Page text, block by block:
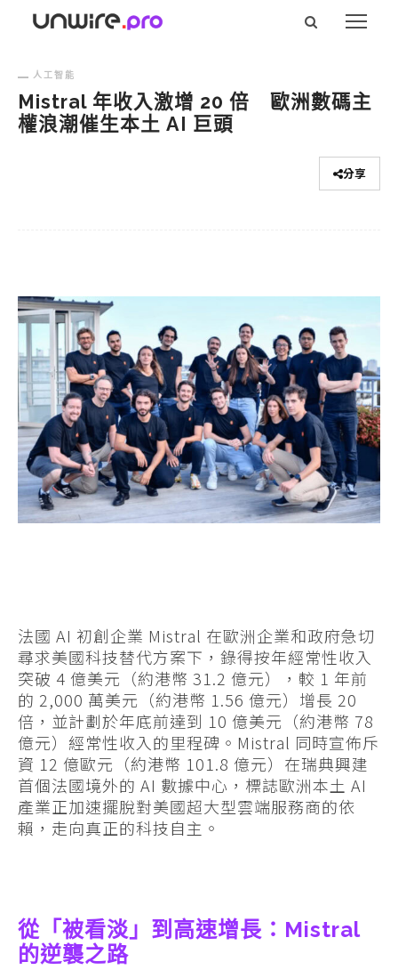
人工智能
Mistral 年收入激增 20 倍 歐洲數碼主
權浪潮催生本土 AI 巨頭
分享
法國 AI 初創企業 Mistral 在歐洲企業和政府急切
尋求美國科技替代方案下，錄得按年經常性收入
突破 4 億美元（約港幣 31.2 億元），較 1 年前
的 2,000 萬美元（約港幣 1.56 億元）增長 20
倍，並計劃於年底前達到 10 億美元（約港幣 78
億元）經常性收入的里程碑。Mistral 同時宣佈斥
資 12 億歐元（約港幣 101.8 億元）在瑞典興建
首個法國境外的 AI 數據中心，標誌歐洲本土 AI
產業正加速擺脫對美國超大型雲端服務商的依
賴，走向真正的科技自主。
從「被看淡」到高速增長：Mistral
的逆襲之路